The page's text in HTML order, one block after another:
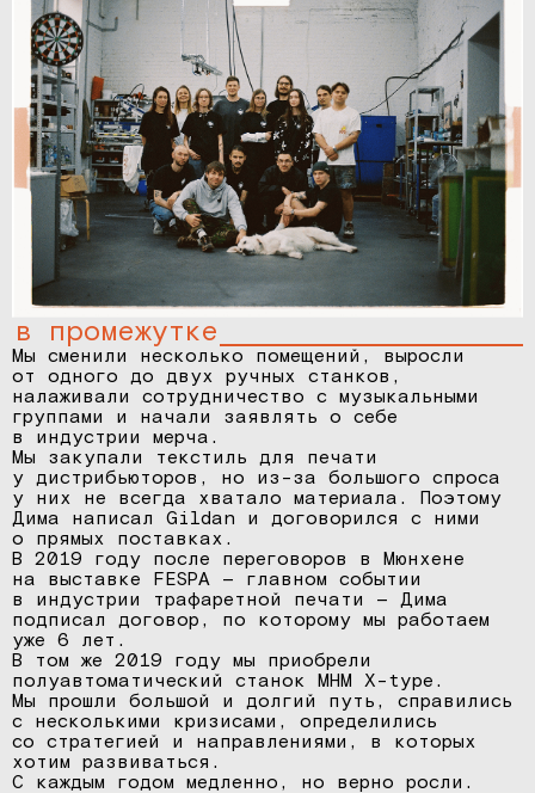
в промежутке
Мы сменили несколько помещений, выросли
от одного до двух ручных станков,
налаживали сотрудничество с музыкальными
группами и начали заявлять о себе
в индустрии мерча.
Мы закупали текстиль для печати
у дистрибьюторов, но из-за большого спроса
у них не всегда хватало материала. Поэтому
Дима написал Gildan и договорился с ними
о прямых поставках.
В 2019 году после переговоров в Мюнхене
на выставке FESPA — главном событии
в индустрии трафаретной печати — Дима
подписал договор, по которому мы работаем
уже 6 лет.
В том же 2019 году мы приобрели
полуавтоматический станок MHM X-type.
Мы прошли большой и долгий путь, справились
с несколькими кризисами, определились
со стратегией и направлениями, в которых
хотим развиваться.
С каждым годом медленно, но верно росли.